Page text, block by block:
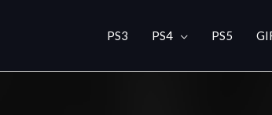
PS3 PS4 PS5